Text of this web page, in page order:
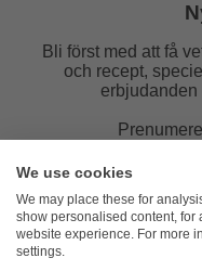
Bli först med att få
och recept,
E-post:
We use cookies
We may place these for
show personalised content,
website experience. For more
settings.